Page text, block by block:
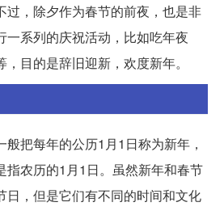
过，除夕作为春节的前夜，也是非
一系列的庆祝活动，比如吃年夜
目的是辞旧迎新，欢度新年。
把每年的公历1月1日称为新年，
指农历的1月1日。虽然新年和春节
日，但是它们有不同的时间和文化